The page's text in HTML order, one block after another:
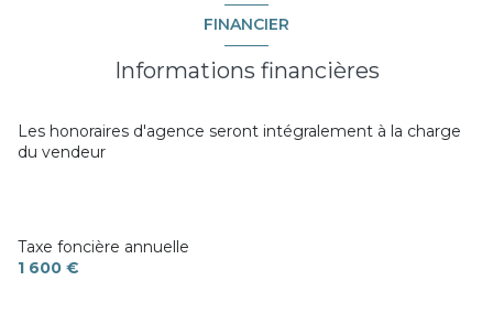
FINANCIER
Informations financières
Les honoraires d'agence seront intégralement à la charge
du vendeur
Taxe foncière annuelle
1 600 €